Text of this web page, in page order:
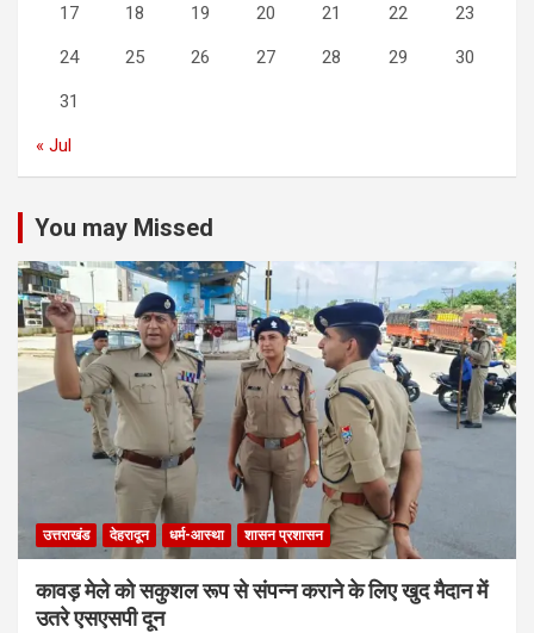
17 18 19 20 21 22 23
24 25 26 27 28 29 30
31
« Jul
You may Missed
उत्तराखंड देहरादून धर्म-आस्था शासन प्रशासन
कावड़ मेले को सकुशल रूप से संपन्न कराने के लिए खुद मैदान में
उतरे एसएसपी दून